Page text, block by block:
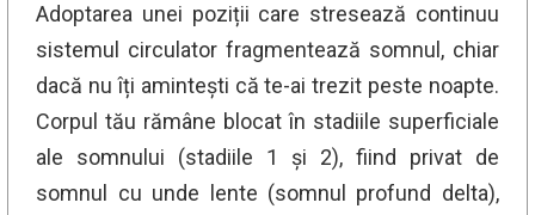
Adoptarea unei poziții care stresează continuu
sistemul circulator fragmentează somnul, chiar
dacă nu îți amintești că te-ai trezit peste noapte.
Corpul tău rămâne blocat în stadiile superficiale
ale somnului (stadiile 1 și 2), fiind privat de
somnul cu unde lente (somnul profund delta),